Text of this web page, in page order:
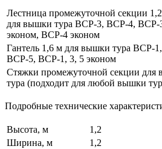
Лестница промежуточной секции
для вышки тура ВСР-3, ВСР-4, ВСР-
эконом, ВСР-4 эконом
Гантель 1,6 м для вышки тура ВСР-
ВСР-5, ВСР-1, 3, 5 эконом
Стяжки промежуточной секции для
тура (подходит для любой вышки
Подробные технические
Высота, м
1,2
Ширина, м
1,2